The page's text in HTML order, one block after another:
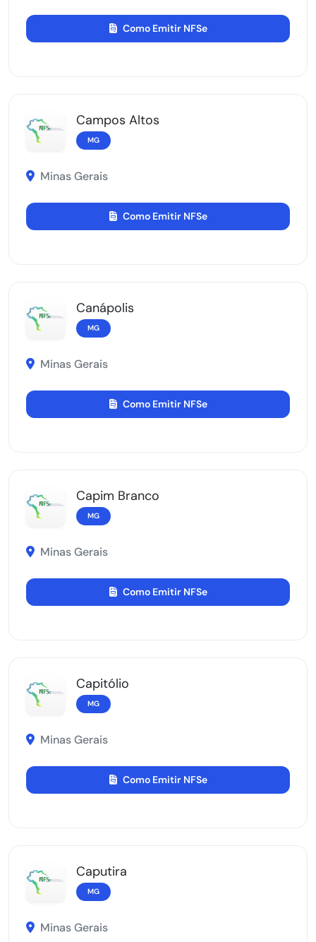
Como Emitir NFSe
Campos Altos
MG
Minas Gerais
Como Emitir NFSe
Canápolis
MG
Minas Gerais
Como Emitir NFSe
Capim Branco
MG
Minas Gerais
Como Emitir NFSe
Capitólio
MG
Minas Gerais
Como Emitir NFSe
Caputira
MG
Minas Gerais